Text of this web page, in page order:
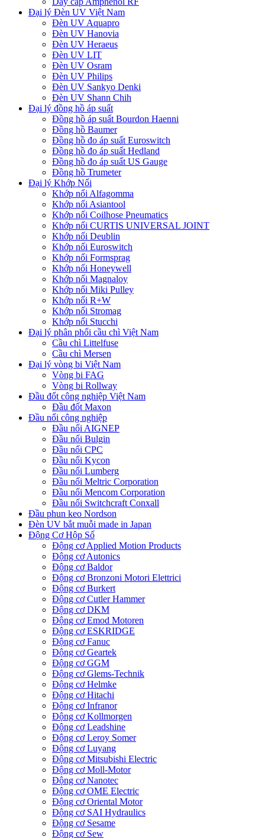
Đại lý Đèn UV Việt Nam
Đèn UV Aquapro
Đèn UV Hanovia
Đèn UV Heraeus
Đèn UV LIT
Đèn UV Osram
Đèn UV Philips
Đèn UV Sankyo Denki
Đèn UV Shann Chih
Đại lý đồng hồ áp suất
Đồng hồ áp suất Bourdon Haenni
Đồng hồ Baumer
Đồng hồ đo áp suất Euroswitch
Đồng hồ đo áp suất Hedland
Đồng hồ đo áp suất US Gauge
Đồng hồ Trumeter
Đại lý Khớp Nối
Khớp nối Alfagomma
Khớp nối Asiantool
Khớp nối Coilhose Pneumatics
Khớp nối CURTIS UNIVERSAL JOINT
Khớp nối Deublin
Khớp nối Euroswitch
Khớp nối Formsprag
Khớp nối Honeywell
Khớp nối Magnaloy
Khớp nối Miki Pulley
Khớp nối R+W
Khớp nối Stromag
Khớp nối Stucchi
Đại lý phân phối cầu chì Việt Nam
Cầu chì Littelfuse
Cầu chì Mersen
Đại lý vòng bi Việt Nam
Vòng bi FAG
Vòng bi Rollway
Đầu đốt công nghiệp Việt Nam
Đầu đốt Maxon
Đầu nối công nghiệp
Đầu nối AIGNEP
Đầu nối Bulgin
Đầu nối CPC
Đầu nối Kycon
Đầu nối Lumberg
Đầu nối Meltric Corporation
Đầu nối Mencom Corporation
Đầu nối Switchcraft Conxall
Đầu phun keo Nordson
Đèn UV bắt muỗi made in Japan
Động Cơ Hộp Số
Động cơ Applied Motion Products
Động cơ Autonics
Động cơ Baldor
Động cơ Bronzoni Motori Elettrici
Động cơ Burkert
Động cơ Cutler Hammer
Động cơ DKM
Động cơ Emod Motoren
Động cơ ESKRIDGE
Động cơ Fanuc
Động cơ Geartek
Động cơ GGM
Động cơ Glems-Technik
Động cơ Helmke
Động cơ Hitachi
Động cơ Infranor
Động cơ Kollmorgen
Động cơ Leadshine
Động cơ Leroy Somer
Động cơ Luyang
Động cơ Mitsubishi Electric
Động cơ Moll-Motor
Động cơ Nanotec
Động cơ OME Electric
Động cơ Oriental Motor
Động cơ SAI Hydraulics
Động cơ Sesame
Động cơ Sew